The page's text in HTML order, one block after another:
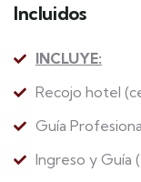
Incluidos
INCLUYE:
Recojo hotel
Guía
Ingreso y Guía